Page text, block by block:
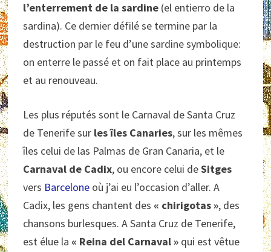
l’enterrement de la sardine (el entierro de la
sardina). Ce dernier défilé se termine par la
destruction par le feu d’une sardine symbolique:
on enterre le passé et on fait place au printemps
et au renouveau.
Les plus réputés sont le Carnaval de Santa Cruz
de Tenerife sur les îles Canaries, sur les mêmes
îles celui de las Palmas de Gran Canaria, et le
Carnaval de Cadix, ou encore celui deSitges
vers Barcelone où j’ai eu l’occasion d’aller. A
Cadix, les gens chantent des « chirigotas », des
chansons burlesques. A Santa Cruz de Tenerife,
est élue la « Reina del Carnaval » qui est vêtue